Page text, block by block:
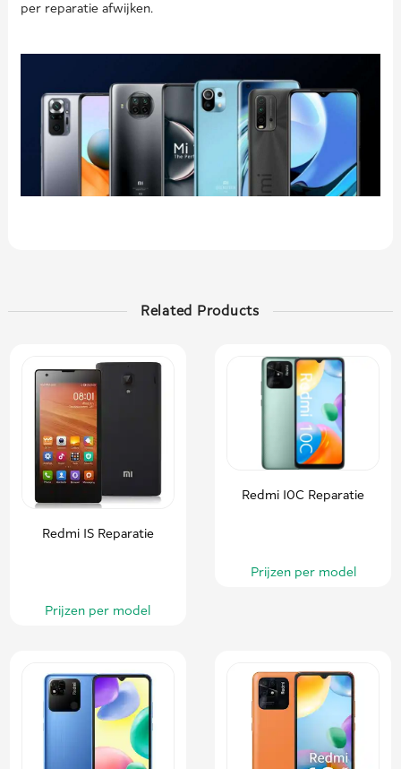
per reparatie afwijken.
Related Products
Redmi 1S Reparatie
Prijzen per model
Redmi 10C Reparatie
Prijzen per model